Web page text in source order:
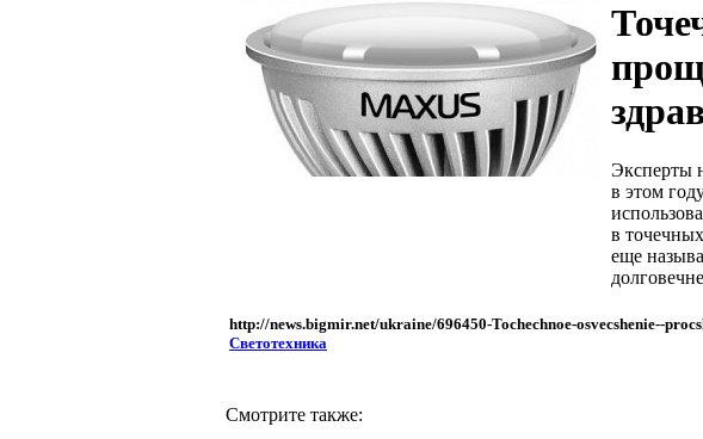
Эксперты
в этом
в
еще
http://news.bigmir.net/ukraine/696450-Tochechnoe-osvecshenie--
Светотехника
Смотрите также: